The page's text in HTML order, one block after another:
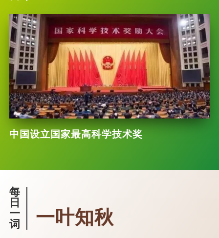
中国设立国家最高科学技术奖
每
日
一
词
一叶知秋